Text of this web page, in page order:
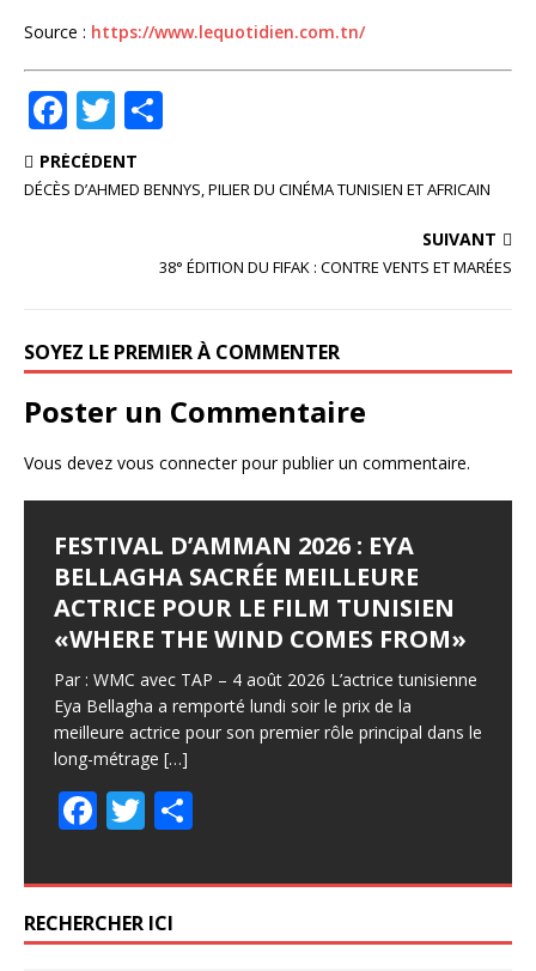
Source : https://www.lequotidien.com.tn/
F
a
c
o
k
T
w
it ta
e
PRÉCÉDENT
DÉCÈS D’AHMED BENNYS, PILIER DU CINÉMA TUNISIEN ET AFRICAIN
SUIVANT
38° ÉDITION DU FIFAK : CONTRE VENTS ET MARÉES
SOYEZ LE PREMIER À COMMENTER
Poster un Commentaire
Vous devez vous connecterpour publier un commentaire.
FESTIVAL D’AMMAN 2026 : EYA
BELLAGHA SACRÉE MEILLEURE
ACTRICE POUR LE FILM TUNISIEN
«WHERE THE WIND COMES FROM»
Par : WMC avec TAP – 4 août 2026 L’actrice tunisienne
Eya Bellagha a remporté lundi soir le prix de la
meilleure actrice pour son premier rôle principal dans le
long-métrage […]
F
e
b
T
itt
er
ta
RECHERCHER ICI